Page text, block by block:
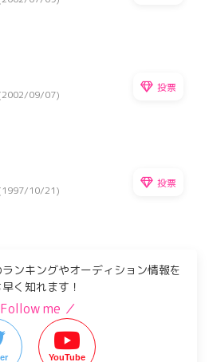
09/07)
投票
10/21)
投票
ンキングやオーディション情報を
く知れます！
me ／
YouTube